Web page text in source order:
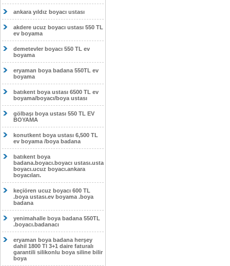
ankara yıldız boyacı ustası
akdere ucuz boyacı ustası 550 TL
ev boyama
demetevler boyacı 550 TL ev
boyama
eryaman boya badana 550TL ev
boyama
batıkent boya ustası 6500 TL ev
boyama/boyacı/boya ustası
gölbaşı boya ustası 550 TL EV
BOYAMA
konutkent boya ustası 6,500 TL
ev boyama /boya badana
batıkent boya
badana.boyacı.boyacı ustası.usta
boyacı.ucuz boyacı.ankara
boyacıları.
keçiören ucuz boyacı 600 TL
.boya ustası.ev boyama .boya
badana
yenimahalle boya badana 550TL
.boyacı.badanacı
eryaman boya badana herşey
dahil 1800 Tl 3+1 daire faturalı
garantili silikonlu boya siline bilir
boya